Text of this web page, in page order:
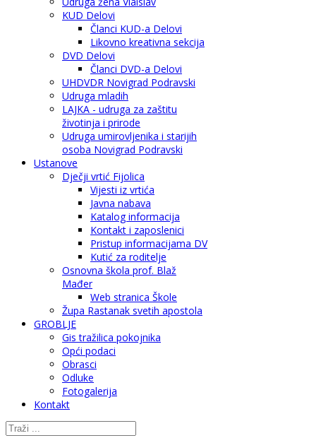
KUD Delovi
Članci KUD-a Delovi
Likovno kreativna sekcija
DVD Delovi
Članci DVD-a Delovi
UHDVDR Novigrad Podravski
Udruga mladih
LAJKA - udruga za zaštitu
životinja i prirode
Udruga umirovljenika i starijih
osoba Novigrad Podravski
Ustanove
Dječji vrtić Fijolica
Vijesti iz vrtića
Javna nabava
Katalog informacija
Kontakt i zaposlenici
Pristup informacijama DV
Kutić za roditelje
Osnovna škola prof. Blaž
Mađer
Web stranica Škole
Župa Rastanak svetih apostola
GROBLJE
Gis tražilica pokojnika
Opći podaci
Obrasci
Odluke
Fotogalerija
Kontakt